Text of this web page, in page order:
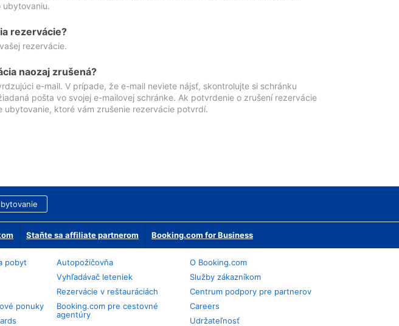
rezervácie?
rezervácie.
naozaj zrušená?
e-mail. V prípade, že e-mail neviete nájsť, skontrolujte si schránku
pošta vo svojej e-mailovej schránke. Ak potvrdenie o zrušení rezervácie
ktoré vám zrušenie rezervácie potvrdí.
Staňte sa affiliate partnerom Booking.com for Business
pobyt
ponuky
Autopožičovňa
Vyhľadávač leteniek
Rezervácie v reštauráciách
Booking.com pre cestovné
agentúry
O Booking.com
Služby zákazníkom
Centrum podpory pre partnerov
Careers
Udržateľnosť